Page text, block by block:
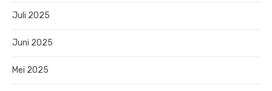
Juli 2025
Juni 2025
Mei 2025